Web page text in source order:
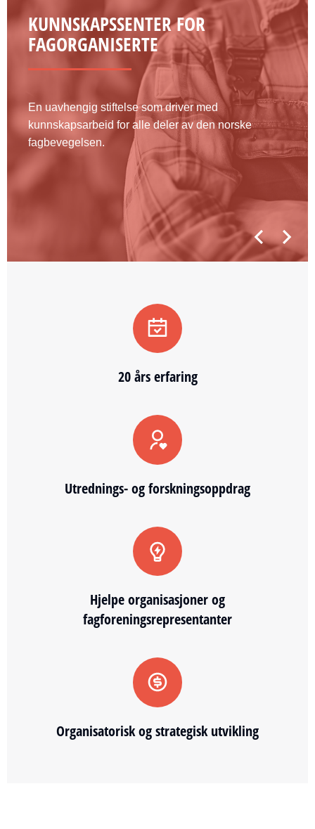
KUNNSKAPSSENTER FOR
FAGORGANISERTE
En uavhengig stiftelse som driver med
kunnskapsarbeid for alle deler av den norske
fagbevegelsen.
20 års erfaring
Utrednings- og forskningsoppdrag
Hjelpe organisasjoner og
fagforeningsrepresentanter
Organisatorisk og strategisk utvikling